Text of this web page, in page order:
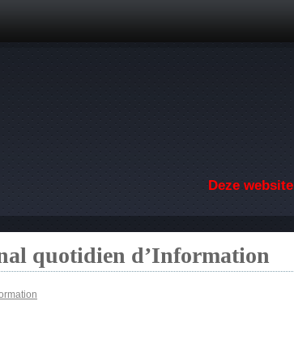
Deze website
quotidien d’Information